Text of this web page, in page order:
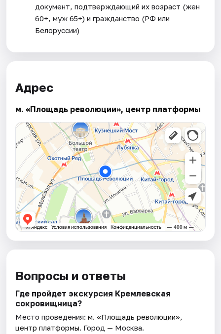
документ, подтверждающий их возраст (жен
60+, муж 65+) и гражданство (РФ или
Белоруссии)
Адрес
м. «Площадь революции», центр платформы
Вопросы и ответы
Где пройдет экскурсия Кремлевская
сокровищница?
Место проведения:м. «Площадь революции»,
центр платформы. Город — Москва.